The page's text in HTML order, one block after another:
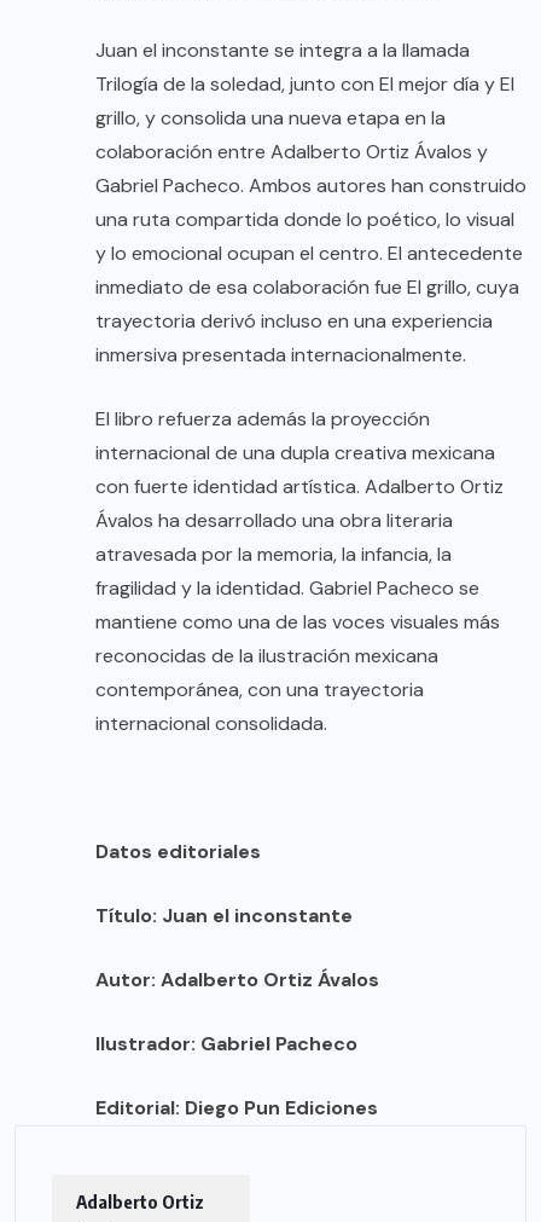
Juan el inconstante se integra a la llamada
Trilogía de la soledad, junto con El mejor día y El
grillo, y consolida una nueva etapa en la
colaboración entre Adalberto Ortiz Ávalos y
Gabriel Pacheco. Ambos autores han construido
una ruta compartida donde lo poético, lo visual
y lo emocional ocupan el centro. El antecedente
inmediato de esa colaboración fue El grillo, cuya
trayectoria derivó incluso en una experiencia
inmersiva presentada internacionalmente.
El libro refuerza además la proyección
internacional de una dupla creativa mexicana
con fuerte identidad artística. Adalberto Ortiz
Ávalos ha desarrollado una obra literaria
atravesada por la memoria, la infancia, la
fragilidad y la identidad. Gabriel Pacheco se
mantiene como una de las voces visuales más
reconocidas de la ilustración mexicana
contemporánea, con una trayectoria
internacional consolidada.
Datos editoriales
Título: Juan el inconstante
Autor: Adalberto Ortiz Ávalos
Ilustrador: Gabriel Pacheco
Editorial: Diego Pun Ediciones
Adalberto Ortiz